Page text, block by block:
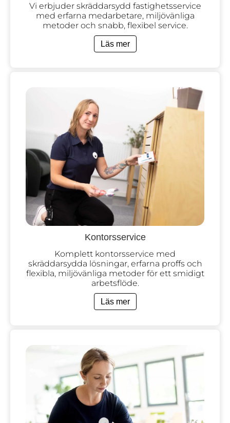
Vi erbjuder skräddarsydd fastighetsservice
med erfarna medarbetare, miljövänliga
metoder och snabb, flexibel service.
Läs mer
Kontorsservice
Komplett kontorsservice med
skräddarsydda lösningar, erfarna proffs och
flexibla, miljövänliga metoder för ett smidigt
arbetsflöde.
Läs mer